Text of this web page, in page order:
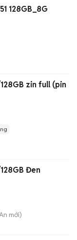
128GB_8G
zin full (pin
Đen
mới)